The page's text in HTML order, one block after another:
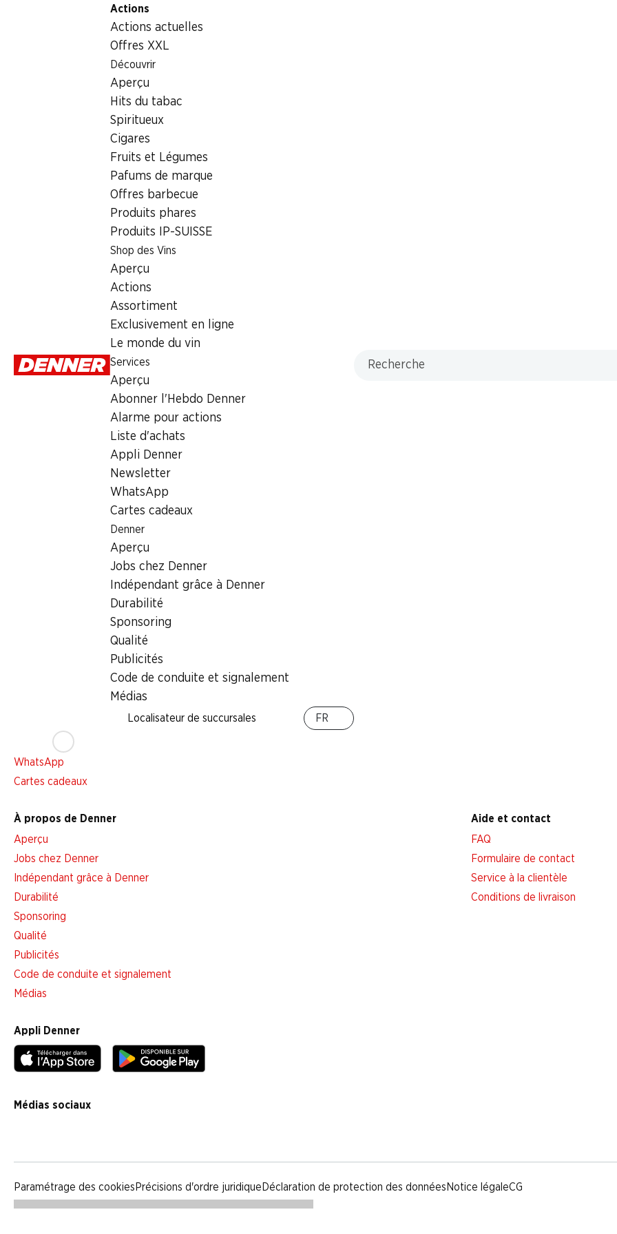
Actions
Actions actuelles
Offres XXL
Découvrir
Aperçu
Hits du tabac
Spiritueux
Cigares
Fruits et Légumes
Pafums de marque
Offres barbecue
Produits phares
Produits IP-SUISSE
Shop des Vins
Aperçu
Actions
Assortiment
Exclusivement en ligne
Le monde du vin
Services
Aperçu
Abonner l'Hebdo Denner
Alarme pour actions
Liste d'achats
Appli Denner
Newsletter
WhatsApp
Cartes cadeaux
Denner
Aperçu
Jobs chez Denner
Indépendant grâce à Denner
Durabilité
Sponsoring
Qualité
Publicités
Code de conduite et signalement
Médias
Localisateur de succursales FR
Autres
Martini Rosso
1027226
Restez au courant grâce à la newsletter Denner. Inscrivez-vous maintenant!
Abonner l'Hebdo Denner
Newsletter
WhatsApp
Cartes cadeaux
À propos de Denner
Aperçu
Jobs chez Denner
Indépendant grâce à Denner
Durabilité
Sponsoring
Qualité
Publicités
Code de conduite et signalement
Médias
Aide et contact
FAQ
Formulaire de contact
Service à la clientèle
Conditions de livraison
Appli Denner
Médias sociaux
Paramétrage des cookies Précisions d'ordre juridique Déclaration de protection des données Notice légaleCG